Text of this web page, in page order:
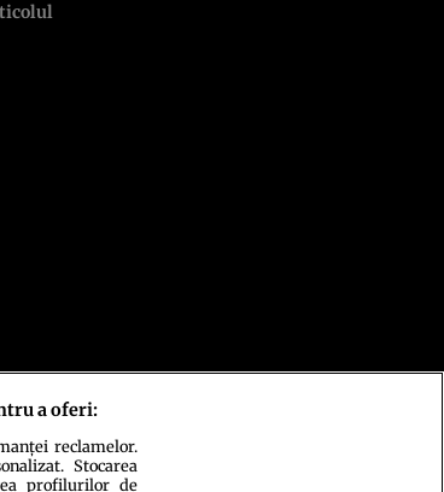
a oferi:
reclamelor.
Stocarea
profilurilor de